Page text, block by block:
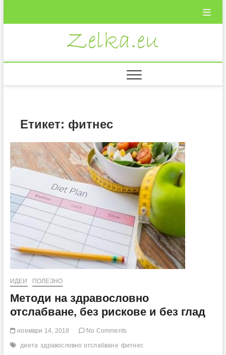
content
Етикет: фитнес
ИДЕИ ПОЛЕЗНО
Методи на здравословно
отслабване, без рискове и без глад
ноември 14, 2018 No Comments
диета здравословно отслабване фитнес